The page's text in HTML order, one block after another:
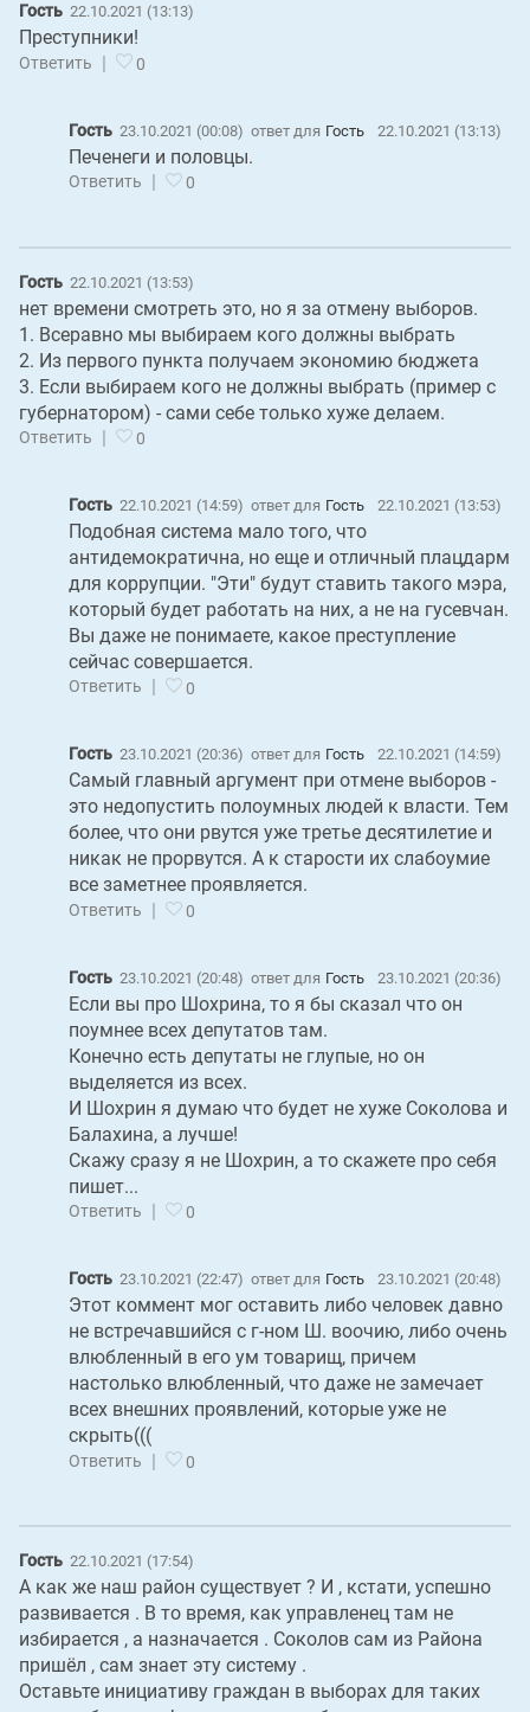
Гость 22.10.2021 (13:13)
Преступники!
Ответить | 0
Гость 23.10.2021 (00:08) ответ для Гость 22.10.2021 (13:13)
Печенеги и половцы.
Ответить | 0
Гость 22.10.2021 (13:53)
нет времени смотреть это, но я за отмену выборов.
1. Всеравно мы выбираем кого должны выбрать
2. Из первого пункта получаем экономию бюджета
3. Если выбираем кого не должны выбрать (пример с
губернатором) - сами себе только хуже делаем.
Ответить | 0
Гость 22.10.2021 (14:59) ответ для Гость 22.10.2021 (13:53)
Подобная система мало того, что
антидемократична, но еще и отличный плацдарм
для коррупции. "Эти" будут ставить такого мэра,
который будет работать на них, а не на гусевчан.
Вы даже не понимаете, какое преступление
сейчас совершается.
Ответить 0
Гость 23.10.2021 (20:36) ответ для Гость 22.10.2021 (14:59)
Самый главный аргумент при отмене выборов -
это недопустить полоумных людей к власти. Тем
более, что они рвутся уже третье десятилетие и
никак не прорвутся. А к старости их слабоумие
все заметнее проявляется.
Ответить | 0
Гость 23.10.2021 (20:48) ответ для Гость 23.10.2021 (20:36)
Если вы про Шохрина, то я бы сказал что он
поумнее всех депутатов там.
Конечно есть депутаты не глупые, но он
выделяется из всех.
И Шохрин я думаю что будет не хуже Соколова и
Балахина, а лучше!
Скажу сразу я не Шохрин, а то скажете про себя
пишет...
Ответить 0
Гость 23.10.2021 (22:47) ответ для Гость 23.10.2021 (20:48)
Этот коммент мог оставить либо человек давно
не встречавшийся с г-ном Ш. воочию, либо очень
влюбленный в его ум товарищ, причем
настолько влюбленный, что даже не замечает
всех внешних проявлений, которые уже не
скрыть(((
Ответить | 0
Гость 22.10.2021 (17:54)
А как же наш район существует ? И , кстати, успешно
развивается . В то время, как управленец там не
избирается , а назначается . Соколов сам из Района
пришёл , сам знает эту систему .
Оставьте инициативу граждан в выборах для таких